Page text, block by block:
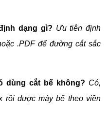
dạng gì? Ưu tiên định
.PDF để đường cắt sắc
dùng cắt bế không? Có,
rồi được máy bế theo viền